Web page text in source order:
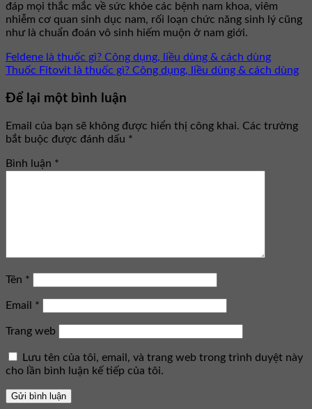
đáp mọi thắc mắc về sức khỏe các bệnh nam khoa, viêm
nhiễm cơ quan sinh dục nam, rối loạn chức năng sinh lý cũng
như là chuẩn đoán vô sinh hiếm muộn ở nam giới.
Feldene là thuốc gì? Công dụng, liều dùng & cách dùng
Thuốc Fitovit là thuốc gì? Công dụng, liều dùng & cách dùng
Để lại một bình luận
Email của bạn sẽ không được hiển thị công khai. Các trường
bắt buộc được đánh dấu *
Bình luận *
Tên *
Email *
Trang web
Lưu tên của tôi, email, và trang web trong trình duyệt này
cho lần bình luận kế tiếp của tôi.